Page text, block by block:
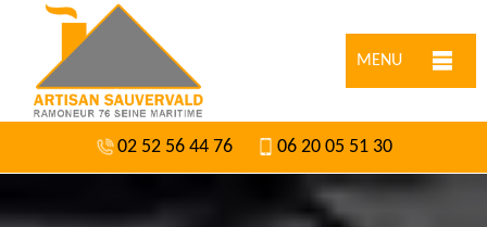
MENU
02 52 56 44 76 06 20 05 51 30